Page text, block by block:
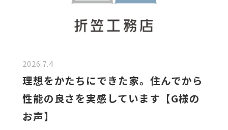
2026.7.4
理想をかたちにできた家。住んでから
性能の良さを実感しています【G様の
お声】